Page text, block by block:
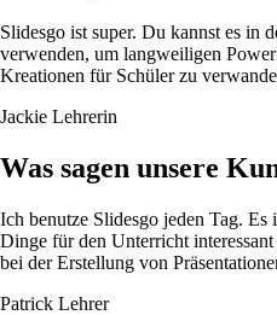
Slidesgo ist super. Du kannst es in
verwenden, um langweiligen
Kreationen für Schüler zu
Jackie Lehrerin
Was sagen unsere
Ich benutze Slidesgo jeden Tag.
Dinge für den Unterricht
bei der Erstellung von
Patrick Lehrer